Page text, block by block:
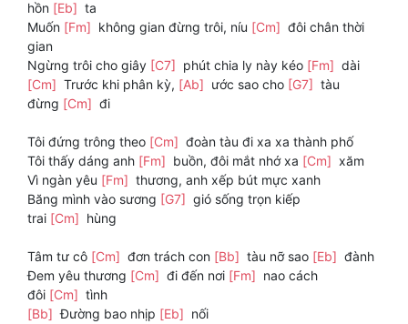
hồn [Eb] ta
Muốn [Fm] không gian đừng trôi, níu [Cm] đôi chân thời
gian
Ngừng trôi cho giây [C7] phút chia ly này kéo [Fm] dài
[Cm] Trước khi phân kỳ, [Ab] ước sao cho [G7] tàu
đừng [Cm] đi
Tôi đứng trông theo [Cm] đoàn tàu đi xa xa thành phố
Tôi thấy dáng anh [Fm] buồn, đôi mắt nhớ xa [Cm] xăm
Vì ngàn yêu [Fm] thương, anh xếp bút mực xanh
Băng mình vào sương [G7] gió sống trọn kiếp
trai [Cm] hùng
Tâm tư cô [Cm] đơn trách con [Bb] tàu nỡ sao [Eb] đành
Đem yêu thương [Cm] đi đến nơi [Fm] nao cách
đôi [Cm] tình
[Bb] Đường bao nhịp [Eb] nối